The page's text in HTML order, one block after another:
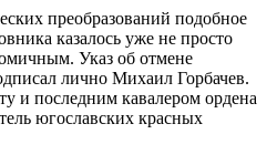
преобразований подобное
казалось уже не просто
Указ об отмене
лично Михаил Горбачев.
и последним кавалером ордена
югославских красных